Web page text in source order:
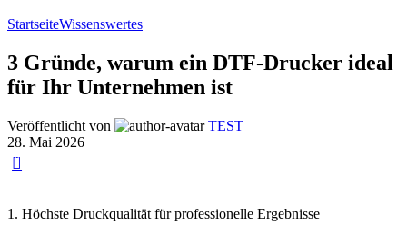
StartseiteWissenswertes
3 Gründe, warum ein DTF-Drucker ideal
für Ihr Unternehmen ist
Veröffentlicht von
TEST
28. Mai 2026
0
1. Höchste Druckqualität für professionelle Ergebnisse